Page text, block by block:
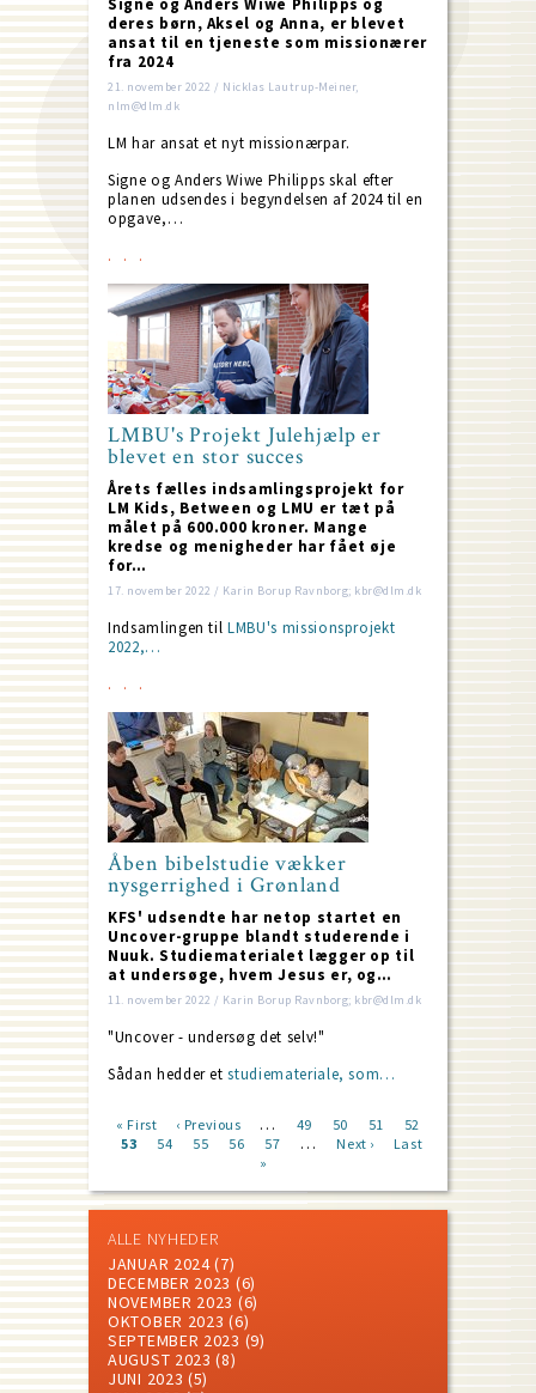
Signe og Anders Wiwe Philipps og
deres børn, Aksel og Anna, er blevet
ansat til en tjeneste som missionærer
fra 2024
21. november 2022 / Nicklas Lautrup-Meiner,
nlm@dlm.dk
LM har ansat et nyt missionærpar.
Signe og Anders Wiwe Philipps skal efter
planen udsendes i begyndelsen af 2024 til en
opgave,…
LMBU's Projekt Julehjælp er
blevet en stor succes
Årets fælles indsamlingsprojekt for
LM Kids, Between og LMU er tæt på
målet på 600.000 kroner. Mange
kredse og menigheder har fået øje
for…
17. november 2022 / Karin Borup Ravnborg; kbr@dlm.dk
Indsamlingen tilLMBU's missionsprojekt
2022,…
Åben bibelstudie vækker
nysgerrighed i Grønland
KFS' udsendte har netop startet en
Uncover-gruppe blandt studerende i
Nuuk. Studiematerialet lægger op til
at undersøge, hvem Jesus er, og…
11. november 2022 / Karin Borup Ravnborg; kbr@dlm.dk
"Uncover - undersøg det selv!"
Sådan hedder etstudiemateriale, som…
Pagination
First
page
« First
Previous
page
‹ Previous … Page
49 Page
50 Page
51 Page
52
Current
53 Page
54 Page
55 Page
56 Page
57 …
Next
Next ›
Last
Last
»
ALLE NYHEDER
JANUAR 2024(7)
DECEMBER 2023 (6)
NOVEMBER 2023 (6)
OKTOBER 2023 (6)
SEPTEMBER 2023 (9)
AUGUST 2023 (8)
JUNI 2023 (5)